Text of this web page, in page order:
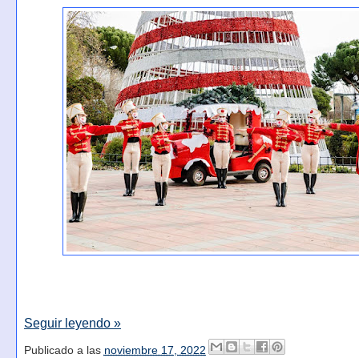
Seguir leyendo »
Publicado a las noviembre 17, 2022